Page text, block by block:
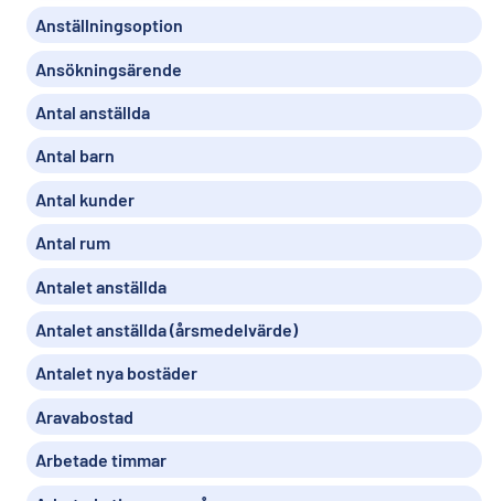
Anställningsoption
Ansökningsärende
Antal anställda
Antal barn
Antal kunder
Antal rum
Antalet anställda
Antalet anställda (årsmedelvärde)
Antalet nya bostäder
Aravabostad
Arbetade timmar